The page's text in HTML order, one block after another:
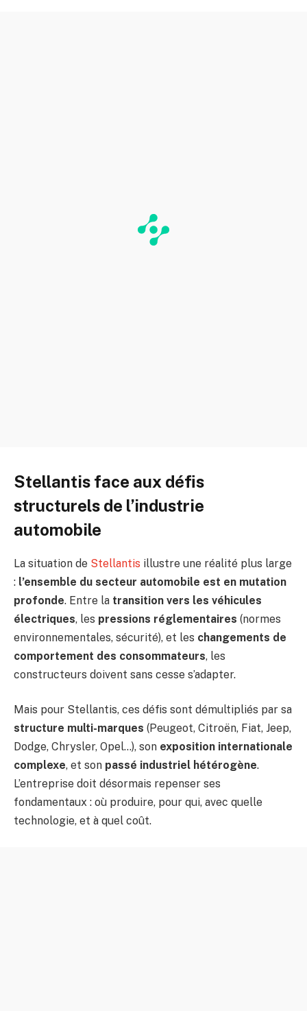
Stellantis face aux défis
structurels de l’industrie
automobile
La situation de Stellantis illustre une réalité plus large
: l’ensemble du secteur automobile est en mutation
profonde. Entre la transition vers les véhicules
électriques, les pressions réglementaires (normes
environnementales, sécurité), et les changements de
comportement des consommateurs, les
constructeurs doivent sans cesse s’adapter.
Mais pour Stellantis, ces défis sont démultipliés par sa
structure multi-marques (Peugeot, Citroën, Fiat, Jeep,
Dodge, Chrysler, Opel…), son exposition internationale
complexe, et son passé industriel hétérogène.
L’entreprise doit désormais repenser ses
fondamentaux : où produire, pour qui, avec quelle
technologie, et à quel coût.